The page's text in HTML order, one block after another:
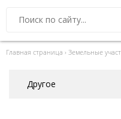
Главная страница › Земельные
Другое